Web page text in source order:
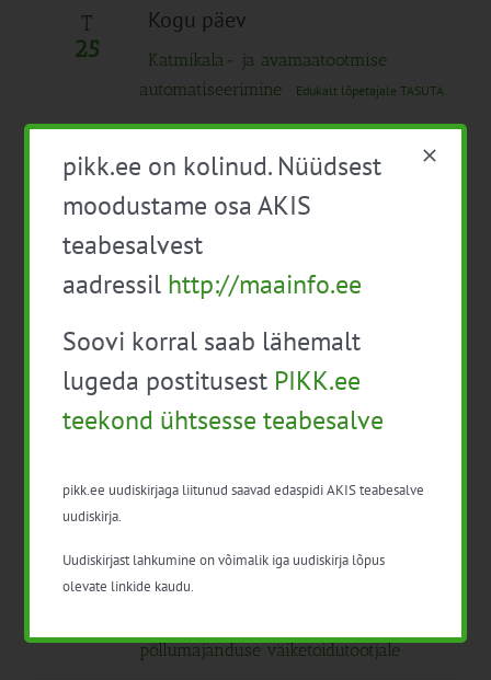
T
25
Kogu päev
Katmikala- ja avamaatootmise
automatiseerimine
Edukalt lõpetajale TASUTA
10:00-16:00
Elutsükli hindamise seminar
detsember 2025
N 11:00-16:40
pakendamine“
35€
jaanuar 2026
Ringbiomajandus aianduse ja
T Kogu päev
põllumajanduse väiketoidutootjale
pikk.ee on kolinud. Nüüdsest
moodustame osa AKIS
teabesalvest
aadressil http://maainfo.ee
Soovi korral saab lähemalt
lugeda postitusest PIKK.ee
teekond ühtsesse teabesalve
pikk.ee uudiskirjaga liitunud saavad edaspidi AKIS teabesalve
uudiskirja.
Uudiskirjast lahkumine on võimalik iga uudiskirja lõpus
olevate linkide kaudu.